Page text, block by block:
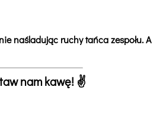
naśladując ruchy tańca zespołu. A
nam kawę! ✌️